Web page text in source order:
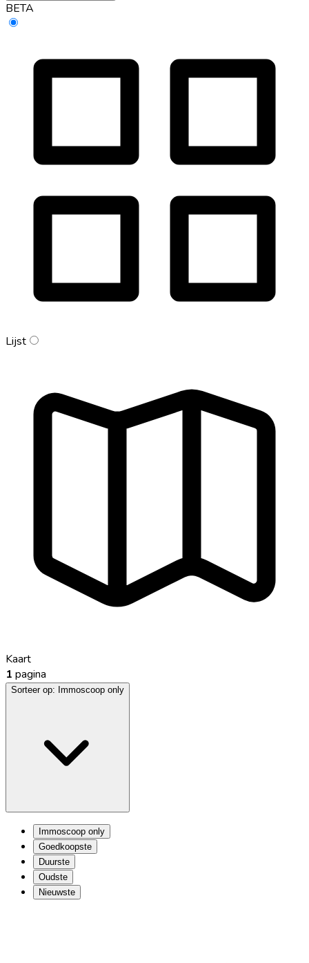
BETA
Lijst
Kaart
1 pagina
Sorteer op: Immoscoop only
Immoscoop only
Goedkoopste
Duurste
Oudste
Nieuwste